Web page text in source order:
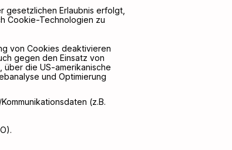
gesetzlichen Erlaubnis erfolgt,
Cookie-Technologien zu
von Cookies deaktivieren
gegen den Einsatz von
über die US-amerikanische
und Optimierung
(z.B.